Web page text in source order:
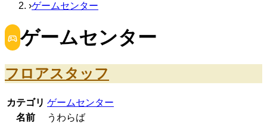
ゲームセンター
ゲームセンター
フロアスタッフ
カテゴリ ゲームセンター
名前
うわらば